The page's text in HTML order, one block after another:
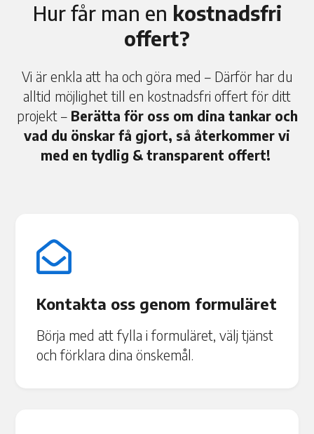
Hur får man en kostnadsfri
offert?
Vi är enkla att ha och göra med – Därför har du
alltid möjlighet till en kostnadsfri offert för ditt
projekt – Berätta för oss om dina tankar och
vad du önskar få gjort, så återkommer vi
med en tydlig & transparent offert!

Kontakta oss genom formuläret
Börja med att fylla i formuläret, välj tjänst
och förklara dina önskemål.